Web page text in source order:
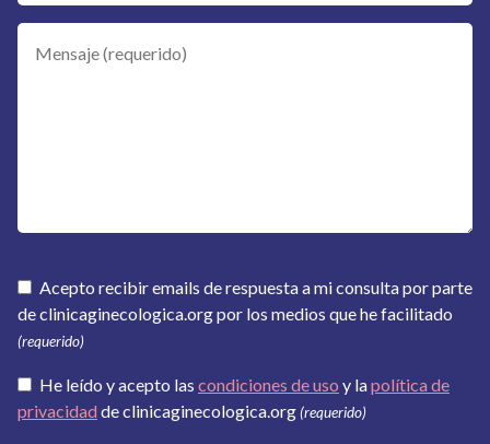
Acepto recibir emails de respuesta a mi consulta por parte
de clinicaginecologica.org por los medios que he facilitado
(requerido)
He leído y acepto las condiciones de uso y lapolítica de
privacidadde clinicaginecologica.org(requerido)